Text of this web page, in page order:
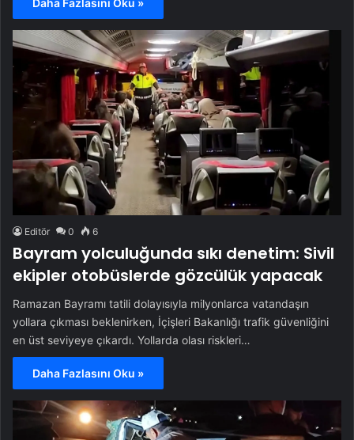
Daha Fazlasını Oku »
Editör 0 6
Bayram yolculuğunda sıkı denetim: Sivil
ekipler otobüslerde gözcülük yapacak
Ramazan Bayramı tatili dolayısıyla milyonlarca vatandaşın
yollara çıkması beklenirken, İçişleri Bakanlığı trafik güvenliğini
en üst seviyeye çıkardı. Yollarda olası riskleri…
Daha Fazlasını Oku »